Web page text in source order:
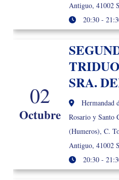
Antiguo, 41002
20:30 -
02
Octubre
SRA.
Hermandad
Rosario y Santo
(Humeros), C.
Antiguo, 41002
20:30 -